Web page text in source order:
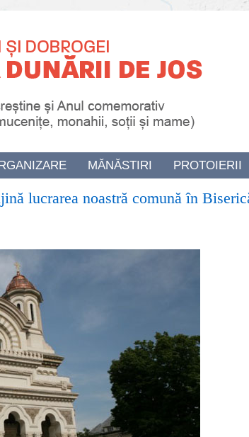
MĂNĂSTIRI PROTOIERII
lucrarea noastră comună în